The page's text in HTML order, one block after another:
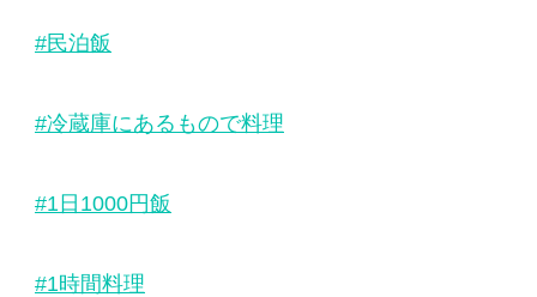
#民泊飯
#冷蔵庫にあるもので料理
#1日1000円飯
#1時間料理